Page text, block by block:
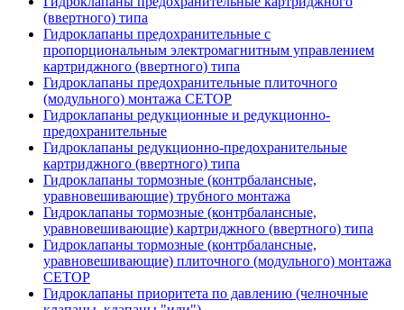
(ввертного) типа
Гидроклапаны предохранительные с
пропорциональным электромагнитным управлением
картриджного (ввертного) типа
Гидроклапаны предохранительные плиточного
(модульного) монтажа CETOP
Гидроклапаны редукционные и редукционно-
предохранительные
Гидроклапаны редукционно-предохранительные
картриджного (ввертного) типа
Гидроклапаны тормозные (контрбалансные,
уравновешивающие) трубного монтажа
Гидроклапаны тормозные (контрбалансные,
уравновешивающие) картриджного (ввертного) типа
Гидроклапаны тормозные (контрбалансные,
уравновешивающие) плиточного (модульного) монтажа
CETOP
Гидроклапаны приоритета по давлению (челночные